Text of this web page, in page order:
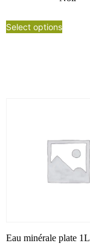
Select options
Eau minérale plate 1L